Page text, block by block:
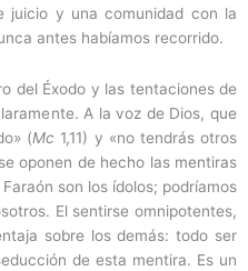
juicio y una comunidad con la
antes habíamos recorrido.
del Éxodo y las tentaciones de
A la voz de Dios, que
(Mc 1,11) y «no tendrás otros
oponen de hecho las mentiras
son los ídolos; podríamos
El sentirse omnipotentes,
sobre los demás: todo ser
de esta mentira. Es un